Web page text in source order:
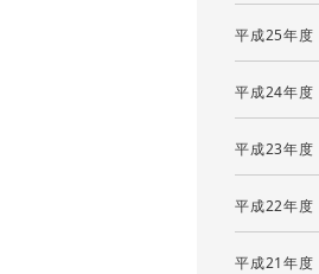
平成25年度
平成24年度
平成23年度
平成22年度
平成21年度